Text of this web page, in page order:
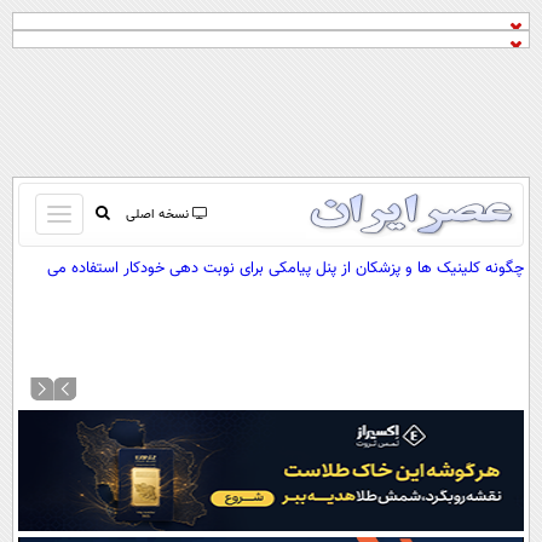
نسخه اصلی
باز
و
بسته
صفحه اول
چگونه کلینیک ها و پزشکان از پنل پیامکی برای نوبت دهی خودکار استفاده می